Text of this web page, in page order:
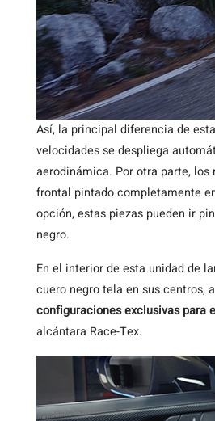
Así, la principal diferencia de
velocidades se despliega
aerodinámica. Por otra parte,
frontal pintado completamente
opción, estas piezas pueden ir
negro.
En el interior de esta unidad de
cuero negro tela en sus centros,
configuraciones exclusivas para
alcántara Race-Tex.